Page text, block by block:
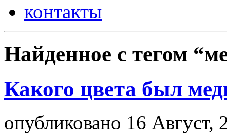
контакты
Найденное с тегом
Какого цвета был
опубликовано 16 Август,